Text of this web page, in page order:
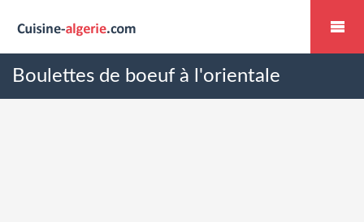
Boulettes de boeuf à l'orientale